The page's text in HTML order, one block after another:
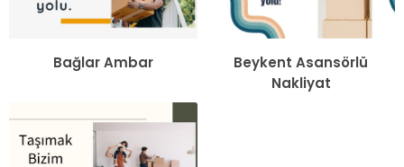
Bağlar Ambar
Beykent Asansörlü
Nakliyat